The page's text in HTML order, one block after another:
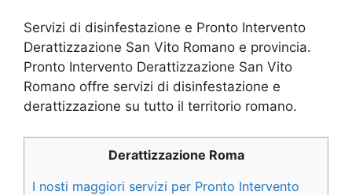
Servizi di disinfestazione e Pronto Intervento
Derattizzazione San Vito Romano e provincia.
Pronto Intervento Derattizzazione San Vito
Romano offre servizi di disinfestazione e
derattizzazione su tutto il territorio romano.
Derattizzazione Roma
I nosti maggiori servizi per Pronto Intervento